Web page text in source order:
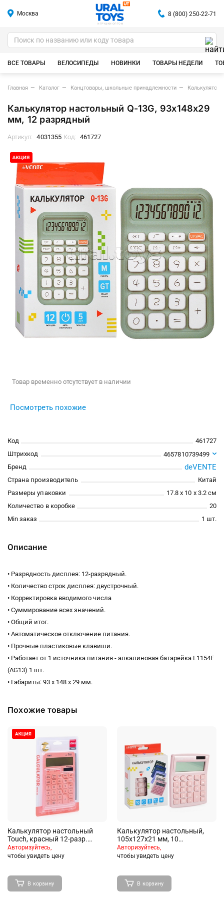
Москва
ИГРУШКИ ОПТОМ
8 (800) 250-22-71
ВСЕ ТОВАРЫ ВЕЛОСИПЕДЫ НОВИНКИ ТОВАРЫ НЕДЕЛИ
Главная Каталог Канцтовары, школьные принадлежности Калькуляторы
Калькулятор настольный Q-13G, 93x148x29
мм, 12 разрядный
Артикул: 4031355 Код: 461727
Товар временно отсутствует в наличии
Посмотреть похожие
Код
461727
Штрихкод
4657810739499
Бренд
deVENTE
Страна производитель
Китай
Размеры упаковки
17.8 x 10 x 3.2 см
Количество в коробке
20
Min заказ
1 шт.
Описание
• Разрядность дисплея: 12-разрядный.
• Количество строк дисплея: двустрочный.
• Корректировка вводимого числа
• Суммирование всех значений.
• Общий итог.
• Автоматическое отключение питания.
• Прочные пластиковые клавиши.
• Работает от 1 источника питания - алкалиновая батарейка L1154F
(AG13) 1 шт.
• Габариты: 93 х 148 х 29 мм.
Похожие товары
Калькулятор настольный
Touch, красный 12-разр.
двухстрочный
Авторизуйтесь,
чтобы увидеть цену
В корзину
Калькулятор настольный,
105x127x21 мм, 10
разрядный
Авторизуйтесь,
чтобы увидеть цену
В корзину